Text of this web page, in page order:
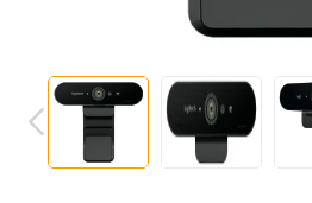
PREVIOUS